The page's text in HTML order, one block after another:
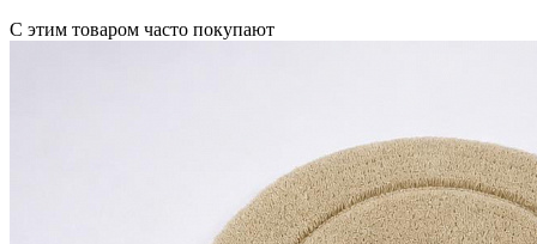
С этим товаром часто покупают